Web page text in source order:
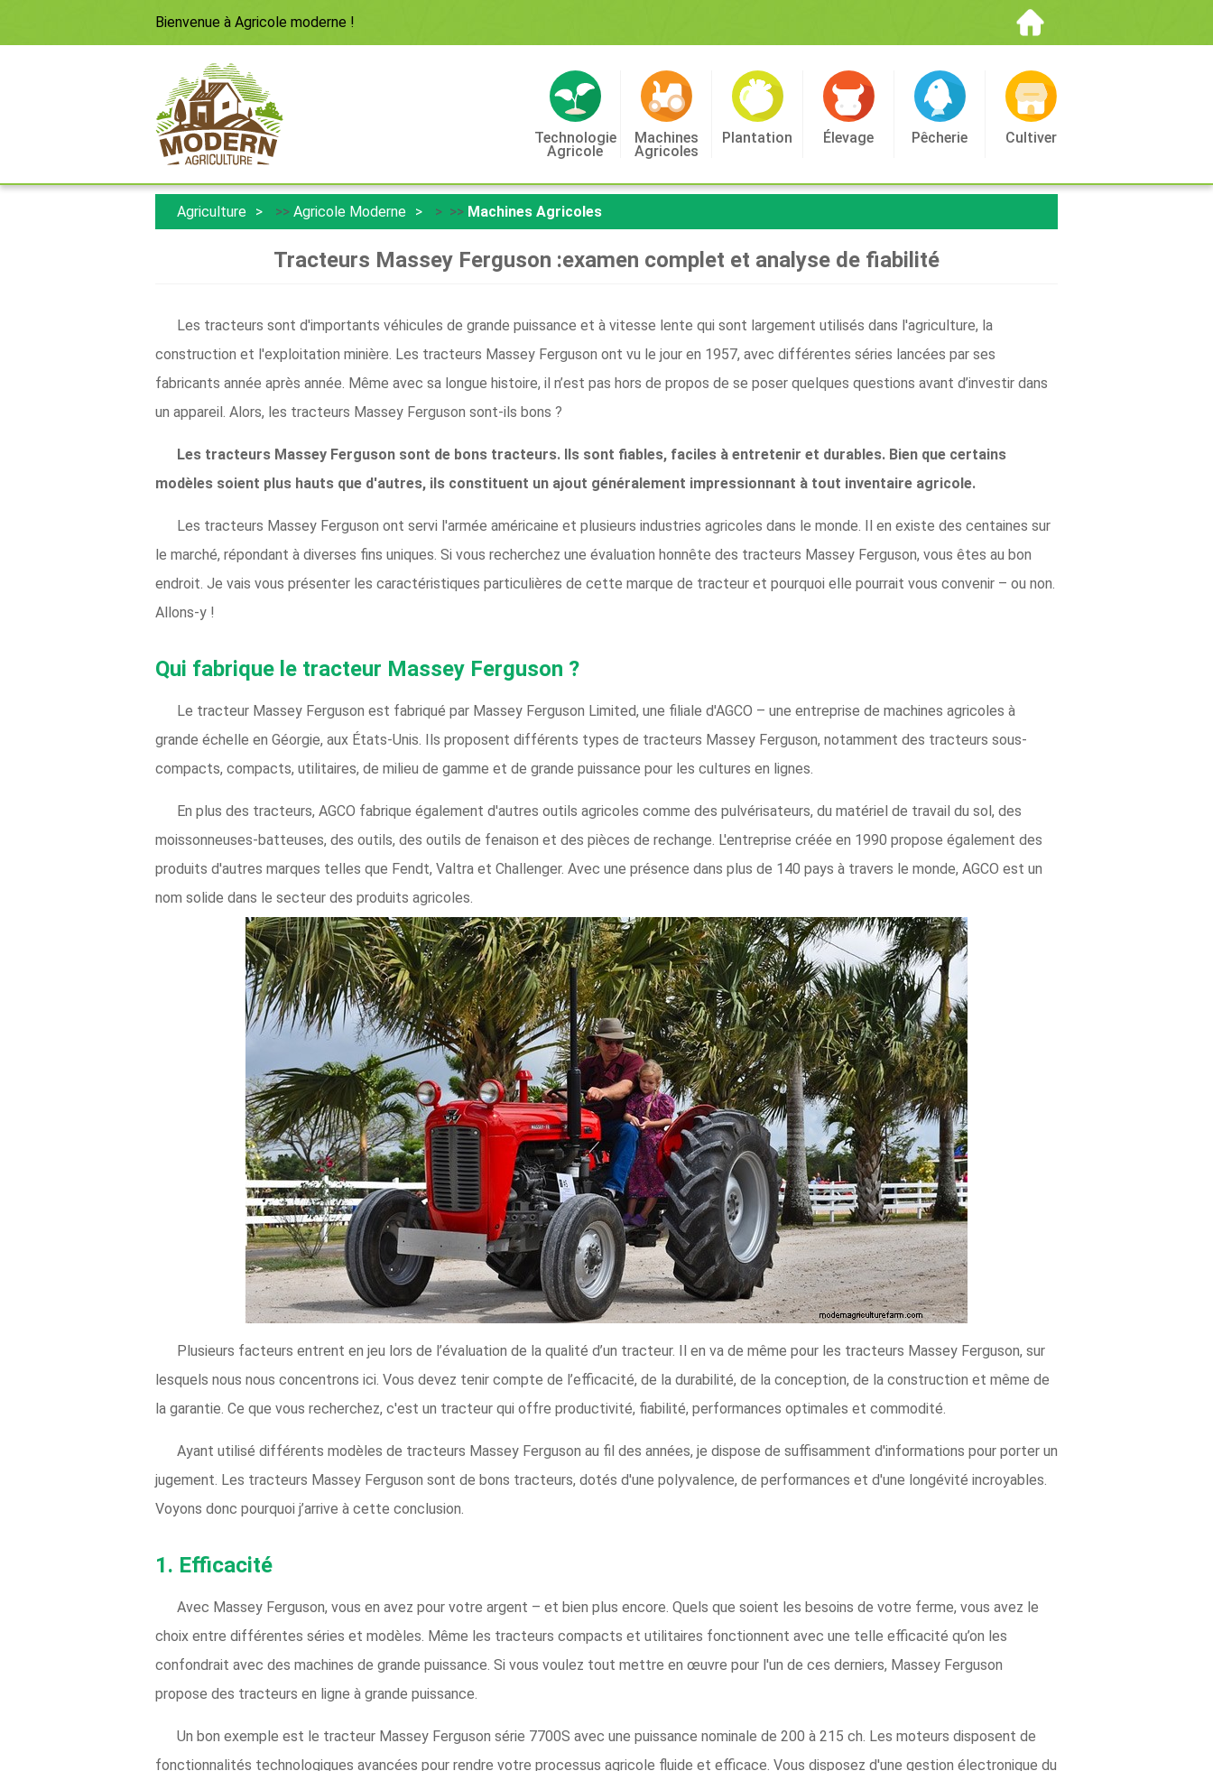
Bienvenue à Agricole moderne !
Technologie
Agricole
Machines
Agricoles
Plantation Élevage Pêcherie Cultiver
Agriculture >> Agricole Moderne > >> Machines Agricoles
Tracteurs Massey Ferguson :examen complet et analyse de fiabilité
Les tracteurs sont d'importants véhicules de grande puissance et à vitesse lente qui sont largement utilisés dans l'agriculture, la
construction et l'exploitation minière. Les tracteurs Massey Ferguson ont vu le jour en 1957, avec différentes séries lancées par ses
fabricants année après année. Même avec sa longue histoire, il n’est pas hors de propos de se poser quelques questions avant d’investir dans
un appareil. Alors, les tracteurs Massey Ferguson sont-ils bons ?
Les tracteurs Massey Ferguson sont de bons tracteurs. Ils sont fiables, faciles à entretenir et durables. Bien que certains
modèles soient plus hauts que d'autres, ils constituent un ajout généralement impressionnant à tout inventaire agricole.
Les tracteurs Massey Ferguson ont servi l'armée américaine et plusieurs industries agricoles dans le monde. Il en existe des centaines sur
le marché, répondant à diverses fins uniques. Si vous recherchez une évaluation honnête des tracteurs Massey Ferguson, vous êtes au bon
endroit. Je vais vous présenter les caractéristiques particulières de cette marque de tracteur et pourquoi elle pourrait vous convenir – ou non.
Allons-y !
Qui fabrique le tracteur Massey Ferguson ?
Le tracteur Massey Ferguson est fabriqué par Massey Ferguson Limited, une filiale d'AGCO – une entreprise de machines agricoles à
grande échelle en Géorgie, aux États-Unis. Ils proposent différents types de tracteurs Massey Ferguson, notamment des tracteurs sous-
compacts, compacts, utilitaires, de milieu de gamme et de grande puissance pour les cultures en lignes.
En plus des tracteurs, AGCO fabrique également d'autres outils agricoles comme des pulvérisateurs, du matériel de travail du sol, des
moissonneuses-batteuses, des outils, des outils de fenaison et des pièces de rechange. L'entreprise créée en 1990 propose également des
produits d'autres marques telles que Fendt, Valtra et Challenger. Avec une présence dans plus de 140 pays à travers le monde, AGCO est un
nom solide dans le secteur des produits agricoles.
Plusieurs facteurs entrent en jeu lors de l’évaluation de la qualité d’un tracteur. Il en va de même pour les tracteurs Massey Ferguson, sur
lesquels nous nous concentrons ici. Vous devez tenir compte de l’efficacité, de la durabilité, de la conception, de la construction et même de
la garantie. Ce que vous recherchez, c'est un tracteur qui offre productivité, fiabilité, performances optimales et commodité.
Ayant utilisé différents modèles de tracteurs Massey Ferguson au fil des années, je dispose de suffisamment d'informations pour porter un
jugement. Les tracteurs Massey Ferguson sont de bons tracteurs, dotés d'une polyvalence, de performances et d'une longévité incroyables.
Voyons donc pourquoi j’arrive à cette conclusion.
1. Efficacité
Avec Massey Ferguson, vous en avez pour votre argent – et bien plus encore. Quels que soient les besoins de votre ferme, vous avez le
choix entre différentes séries et modèles. Même les tracteurs compacts et utilitaires fonctionnent avec une telle efficacité qu’on les
confondrait avec des machines de grande puissance. Si vous voulez tout mettre en œuvre pour l'un de ces derniers, Massey Ferguson
propose des tracteurs en ligne à grande puissance.
Un bon exemple est le tracteur Massey Ferguson série 7700S avec une puissance nominale de 200 à 215 ch. Les moteurs disposent de
fonctionnalités technologiques avancées pour rendre votre processus agricole fluide et efficace. Vous disposez d'une gestion électronique du